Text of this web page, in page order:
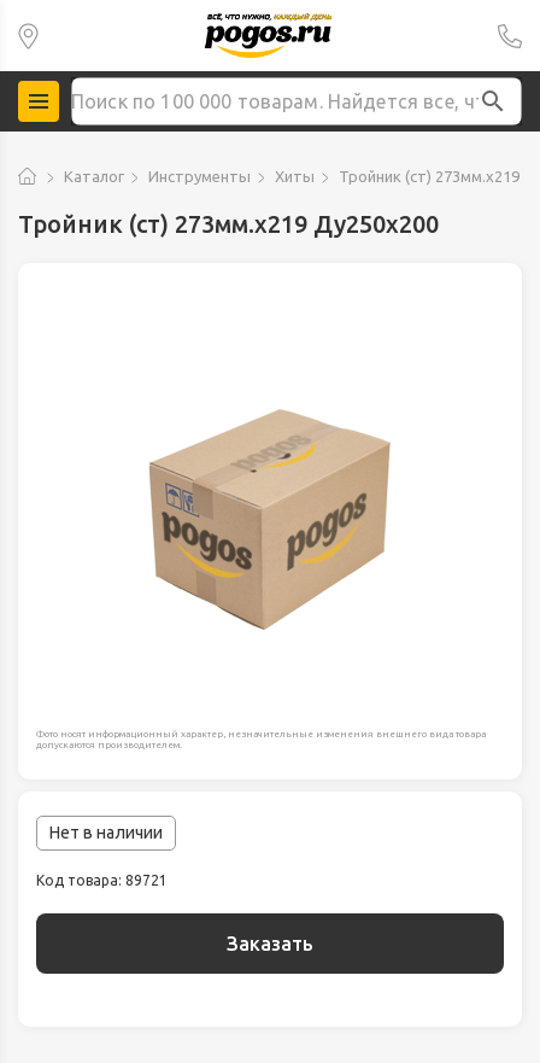
Каталог Инструменты Хиты Тройник (ст) 273мм.х219
Тройник (ст) 273мм.х219 Ду250х200
Фото носят информационный характер, незначительные изменения внешнего вида товара
допускаются производителем.
Нет в наличии
Код товара: 89721
Заказать